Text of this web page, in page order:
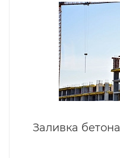
Заливка бетона